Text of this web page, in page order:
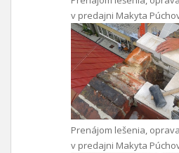
v predajni Makyta
Prenájom lešenia,
v predajni Makyta